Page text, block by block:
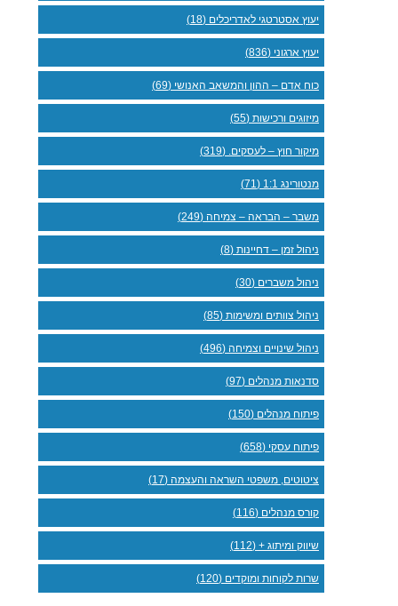
יעוץ אסטרטגי לאדריכלים (18)
יעוץ ארגוני (836)
כוח אדם – ההון והמשאב האנושי (69)
מיזוגים ורכישות (55)
מיקור חוץ – לעסקים. (319)
מנטורינג 1:1 (71)
משבר – הבראה – צמיחה (249)
ניהול זמן – דחיינות (8)
ניהול משברים (30)
ניהול צוותים ומשימות (85)
ניהול שינויים וצמיחה (496)
סדנאות מנהלים (97)
פיתוח מנהלים (150)
פיתוח עסקי (658)
ציטוטים, משפטי השראה והעצמה (17)
קורס מנהלים (116)
שיווק ומיתוג + (112)
שרות לקוחות ומוקדים (120)